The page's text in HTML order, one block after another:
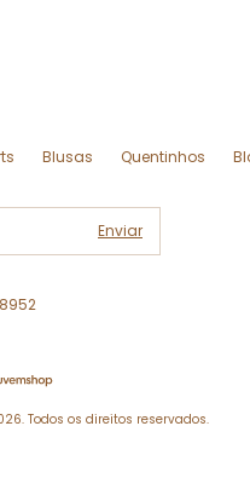
Blusas Quentinhos
Todos os direitos reservados.